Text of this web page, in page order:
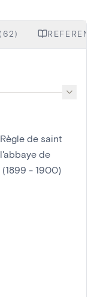
de saint
de
- 1900)